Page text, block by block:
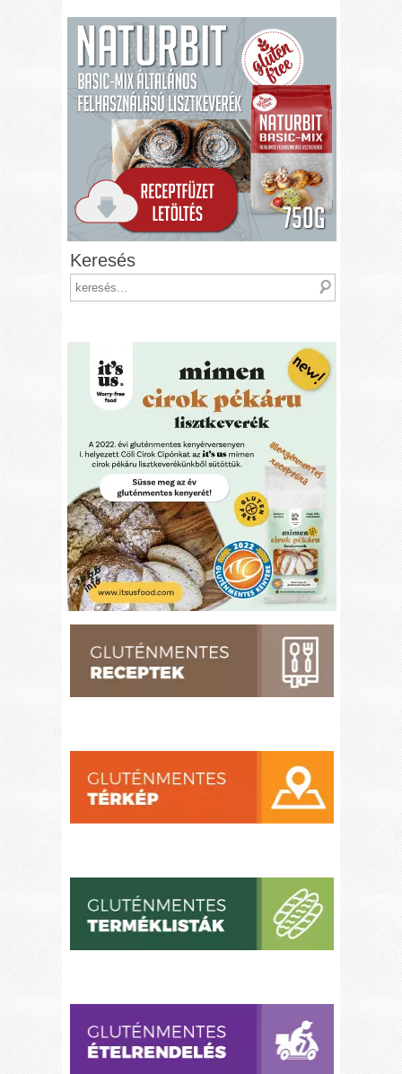
Keresés